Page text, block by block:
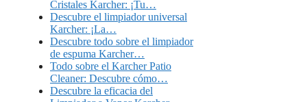
Cristales Karcher: ¡Tu…
Descubre el limpiador universal
Karcher: ¡La…
Descubre todo sobre el limpiador
de espuma Karcher…
Todo sobre el Karcher Patio
Cleaner: Descubre cómo…
Descubre la eficacia del